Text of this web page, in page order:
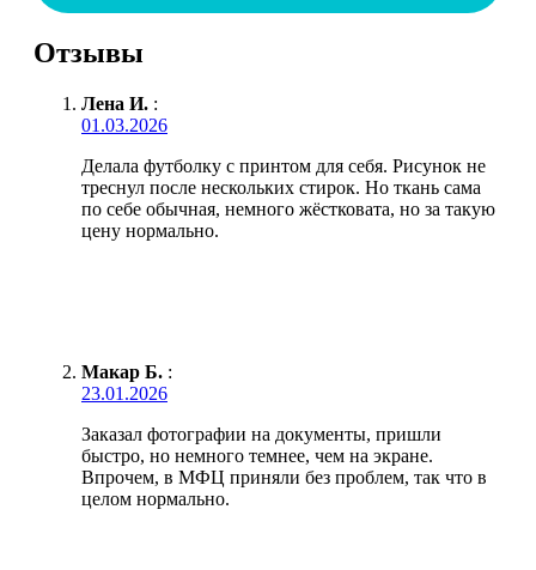
Отзывы
Лена И. :
01.03.2026
Делала футболку с принтом для себя. Рисунок не
треснул после нескольких стирок. Но ткань сама
по себе обычная, немного жёстковата, но за такую
цену нормально.
Макар Б. :
23.01.2026
Заказал фотографии на документы, пришли
быстро, но немного темнее, чем на экране.
Впрочем, в МФЦ приняли без проблем, так что в
целом нормально.